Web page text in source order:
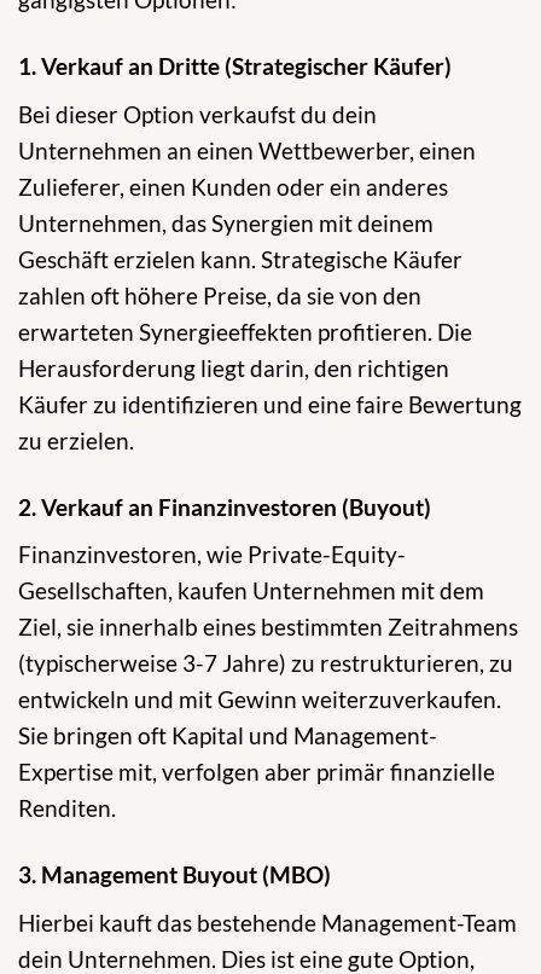
1. Verkauf an Dritte (Strategischer Käufer)
Bei dieser Option verkaufst du dein
Unternehmen an einen Wettbewerber, einen
Zulieferer, einen Kunden oder ein anderes
Unternehmen, das Synergien mit deinem
Geschäft erzielen kann. Strategische Käufer
zahlen oft höhere Preise, da sie von den
erwarteten Synergieeffekten profitieren. Die
Herausforderung liegt darin, den richtigen
Käufer zu identifizieren und eine faire Bewertung
zu erzielen.
2. Verkauf an Finanzinvestoren (Buyout)
Finanzinvestoren, wie Private-Equity-
Gesellschaften, kaufen Unternehmen mit dem
Ziel, sie innerhalb eines bestimmten Zeitrahmens
(typischerweise 3-7 Jahre) zu restrukturieren, zu
entwickeln und mit Gewinn weiterzuverkaufen.
Sie bringen oft Kapital und Management-
Expertise mit, verfolgen aber primär finanzielle
Renditen.
3. Management Buyout (MBO)
Hierbei kauft das bestehende Management-Team
dein Unternehmen. Dies ist eine gute Option,